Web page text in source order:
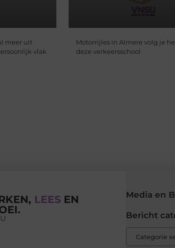
meer uit
vlak
Motorrijles in Almere volg je
deze verkeersschool
LEES EN
Media en
Bericht